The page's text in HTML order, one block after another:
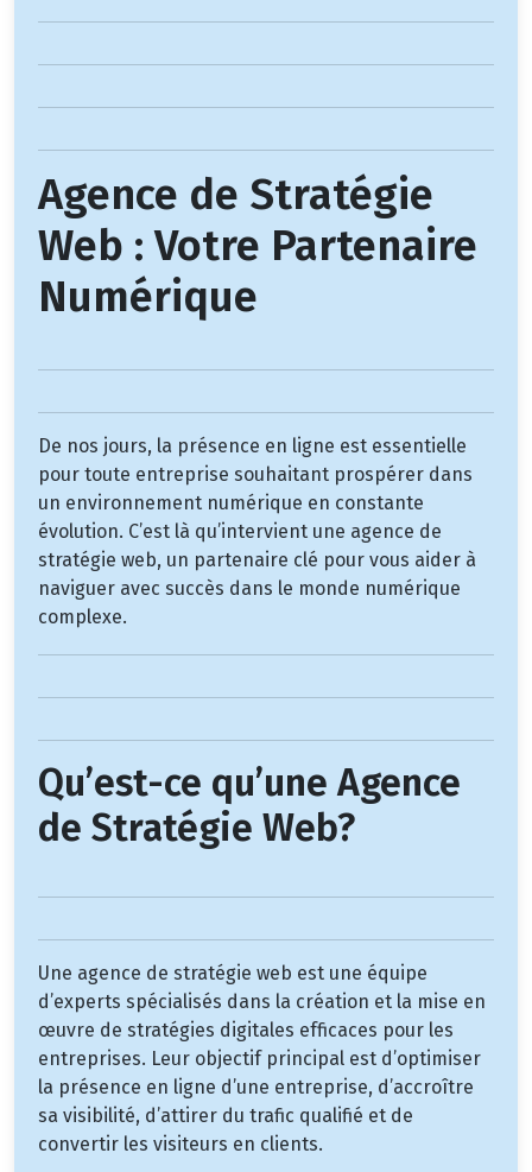
Agence de Stratégie
Web : Votre Partenaire
Numérique
De nos jours, la présence en ligne est essentielle
pour toute entreprise souhaitant prospérer dans
un environnement numérique en constante
évolution. C’est là qu’intervient une agence de
stratégie web, un partenaire clé pour vous aider à
naviguer avec succès dans le monde numérique
complexe.
Qu’est-ce qu’une Agence
de Stratégie Web?
Une agence de stratégie web est une équipe
d’experts spécialisés dans la création et la mise en
œuvre de stratégies digitales efficaces pour les
entreprises. Leur objectif principal est d’optimiser
la présence en ligne d’une entreprise, d’accroître
sa visibilité, d’attirer du trafic qualifié et de
convertir les visiteurs en clients.